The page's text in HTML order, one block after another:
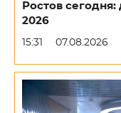
Ростов сегодня:
2026
15:31 07.08.2026